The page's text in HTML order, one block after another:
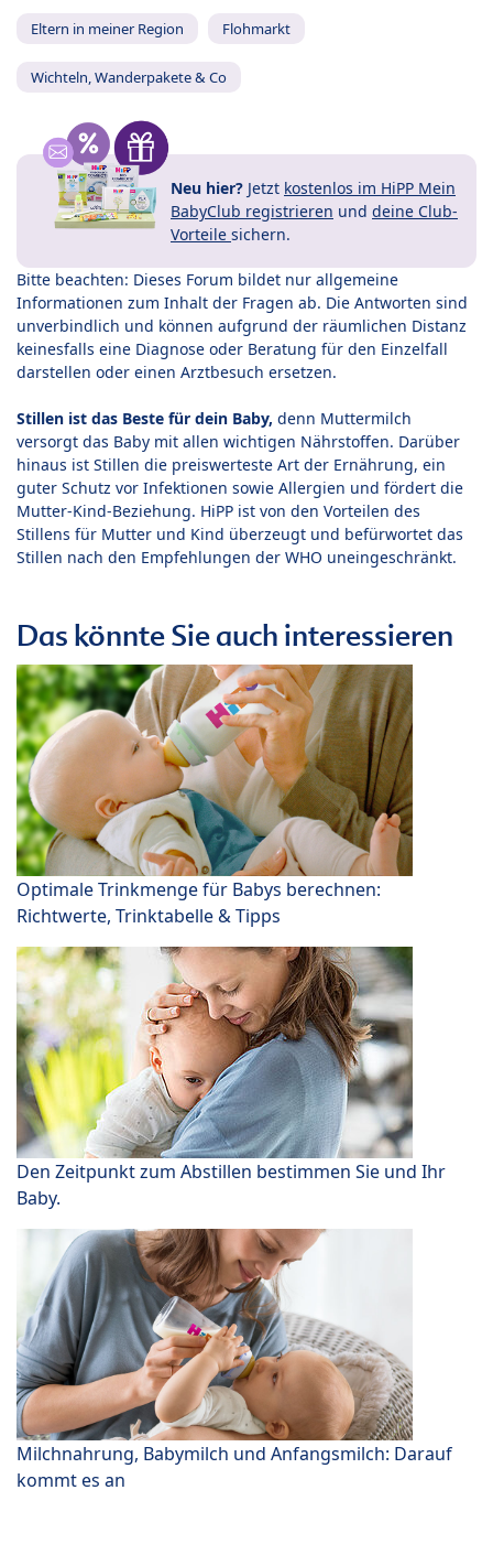
Eltern in meiner Region Flohmarkt
Wichteln, Wanderpakete & Co
Neu hier? Jetzt kostenlos im HiPP Mein
BabyClub registrieren und deine Club-
Vorteile sichern.
Bitte beachten: Dieses Forum bildet nur allgemeine
Informationen zum Inhalt der Fragen ab. Die Antworten sind
unverbindlich und können aufgrund der räumlichen Distanz
keinesfalls eine Diagnose oder Beratung für den Einzelfall
darstellen oder einen Arztbesuch ersetzen.
Stillen ist das Beste für dein Baby, denn Muttermilch
versorgt das Baby mit allen wichtigen Nährstoffen. Darüber
hinaus ist Stillen die preiswerteste Art der Ernährung, ein
guter Schutz vor Infektionen sowie Allergien und fördert die
Mutter-Kind-Beziehung. HiPP ist von den Vorteilen des
Stillens für Mutter und Kind überzeugt und befürwortet das
Stillen nach den Empfehlungen der WHO uneingeschränkt.
Das könnte Sie auch interessieren
Optimale Trinkmenge für Babys berechnen:
Richtwerte, Trinktabelle & Tipps
Den Zeitpunkt zum Abstillen bestimmen Sie und Ihr
Baby.
Milchnahrung, Babymilch und Anfangsmilch: Darauf
kommt es an